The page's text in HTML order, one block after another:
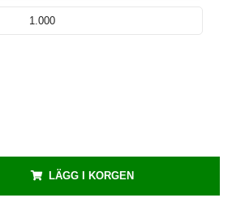
1.000
LÄGG I KORGEN